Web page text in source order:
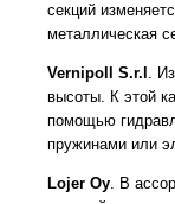
секций
металлическая
Vernipoll S.r.l .
высоты. К этой
помощью
пружинами или
Lojer Oy. В